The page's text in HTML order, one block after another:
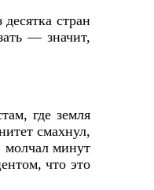
стран
— значит,
где земля
смахнул,
минут
что это